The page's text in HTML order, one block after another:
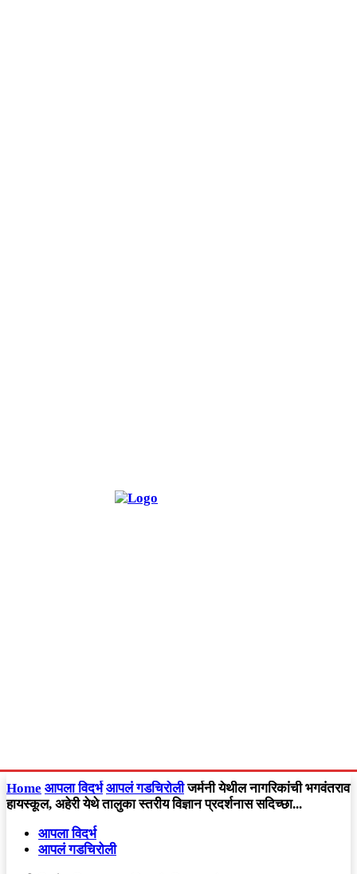
Home आपला विदर्भ आपलं गडचिरोली जर्मनी येथील नागरिकांची भगवंतराव
हायस्कूल, अहेरी येथे तालुका स्तरीय विज्ञान प्रदर्शनास सदिच्छा...
आपला विदर्भ
आपलं गडचिरोली